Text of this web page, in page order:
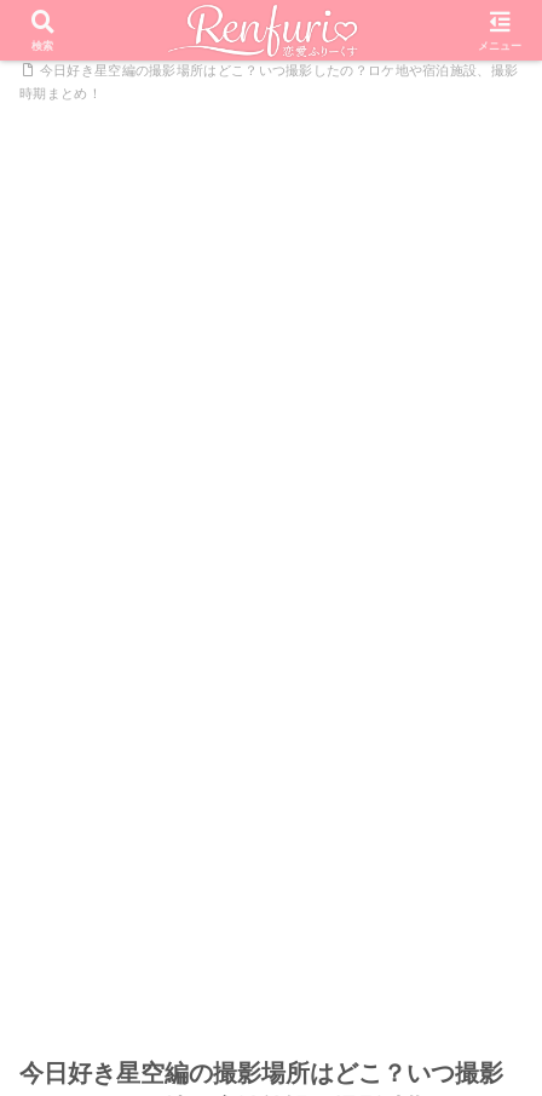
PR
ホーム 恋愛リアリティーショー
今日好きになりました
今日好き星空編の撮影場所はどこ？いつ撮影したの？ロケ地や宿泊施設、撮影
時期まとめ！
今日好き星空編の撮影場所はどこ？いつ撮影
検索 メニュー